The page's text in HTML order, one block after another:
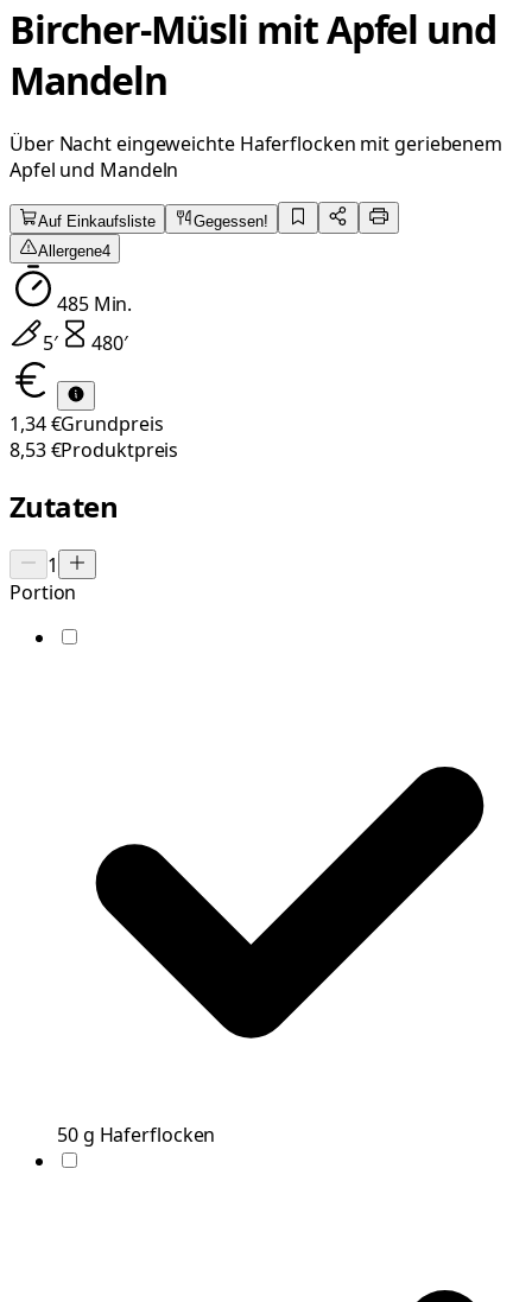
Bircher-Müsli mit Apfel und
Mandeln
Über Nacht eingeweichte Haferflocken mit geriebenem
Apfel und Mandeln
Auf Einkaufsliste
Gegessen!
Allergene4
485Min.
5′ 480′
1,34 €Grundpreis
8,53 €Produktpreis
Zutaten
1
Portion
50g Haferflocken